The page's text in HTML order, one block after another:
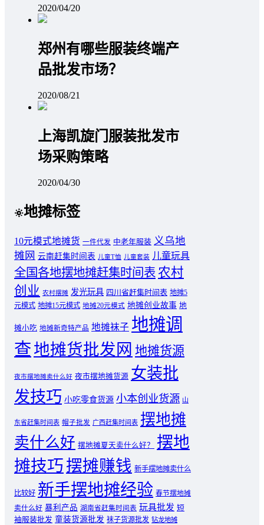
2020/04/20
郑州有哪些服装终端产
品批发市场？
2020/08/21
上海凯旋门服装批发市
场采购策略
2020/04/30
地摊标签
10元模式地摊货 一件代发 中老年服装 义乌地
摊网 云南赶集时间表 儿童T恤 儿童套装 儿童玩具
全国各地摆地摊赶集时间表 农村
创业 农村摆摊 发光玩具 四川省赶集时间表 地摊5
元模式 地摊15元模式 地摊20元模式 地摊创业故事 地
摊小吃 地摊新奇特产品 地摊袜子 地摊调
查地摊货批发网 地摊货源
夜市摆地摊卖什么好 夜市摆地摊货源 女装批
发技巧 小吃零食货源 小本创业货源 山
东省赶集时间表 帽子批发 广西赶集时间表 摆地摊
卖什么好 摆地摊夏天卖什么好？
摆地
摊技巧摆摊赚钱 新手摆地摊卖什么
比较好 新手摆地摊经验 春节摆地摊
卖什么好 暴利产品 湖南省赶集时间表 玩具批发 短
袖服装批发 童装货源批发 袜子货源批发 钻龙地摊